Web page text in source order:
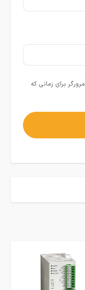
برای زمانی که